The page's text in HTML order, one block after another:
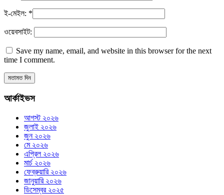
ই-মেইল: *
ওয়েবসাইট:
Save my name, email, and website in this browser for the next
time I comment.
আর্কাইভস
আগস্ট ২০২৬
জুলাই ২০২৬
জুন ২০২৬
মে ২০২৬
এপ্রিল ২০২৬
মার্চ ২০২৬
ফেব্রুয়ারি ২০২৬
জানুয়ারি ২০২৬
ডিসেম্বর ২০২৫